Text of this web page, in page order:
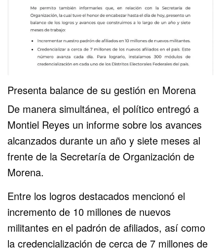
Presenta balance de su gestión en Morena
De manera simultánea, el político entregó a
Montiel Reyes un informe sobre los avances
alcanzados durante un año y siete meses al
frente de la Secretaría de Organización de
Morena.
Entre los logros destacados mencionó el
incremento de 10 millones de nuevos
militantes en el padrón de afiliados, así como
la credencialización de cerca de 7 millones de